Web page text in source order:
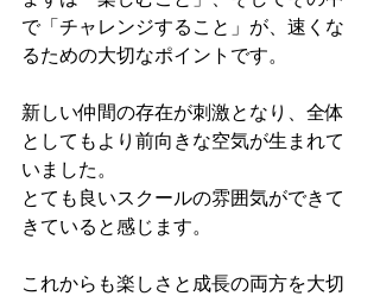
で「チャレンジすること」が、速くな
るための大切なポイントです。
新しい仲間の存在が刺激となり、全体
としてもより前向きな空気が生まれて
いました。
とても良いスクールの雰囲気ができて
きていると感じます。
これからも楽しさと成長の両方を大切